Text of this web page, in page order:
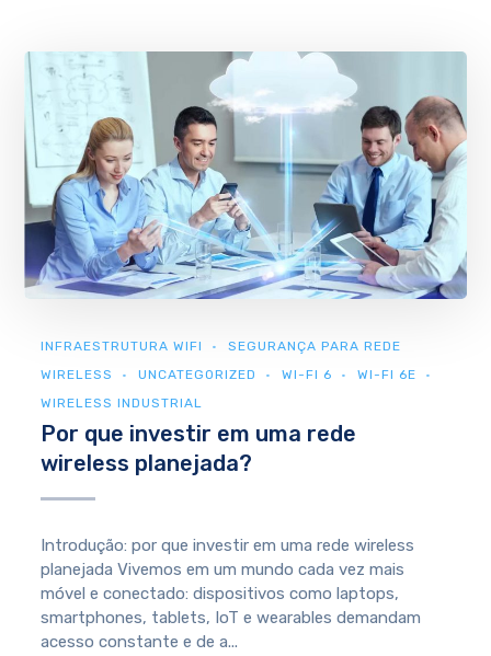
INFRAESTRUTURA WIFI
SEGURANÇA PARA REDE
WIRELESS
UNCATEGORIZED WI-FI 6
WI-FI 6E
WIRELESS INDUSTRIAL
Por que investir em uma rede
wireless planejada?
Introdução: por que investir em uma rede wireless
planejada Vivemos em um mundo cada vez mais
móvel e conectado: dispositivos como laptops,
smartphones, tablets, IoT e wearables demandam
acesso constante e de a...